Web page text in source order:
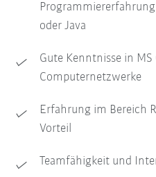
oder Java
Gute Kenntnisse in
Computernetzwerke
Erfahrung im Bereich
Vorteil
Teamfähigkeit und